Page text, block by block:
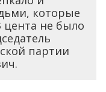
которые
цента не было
партии